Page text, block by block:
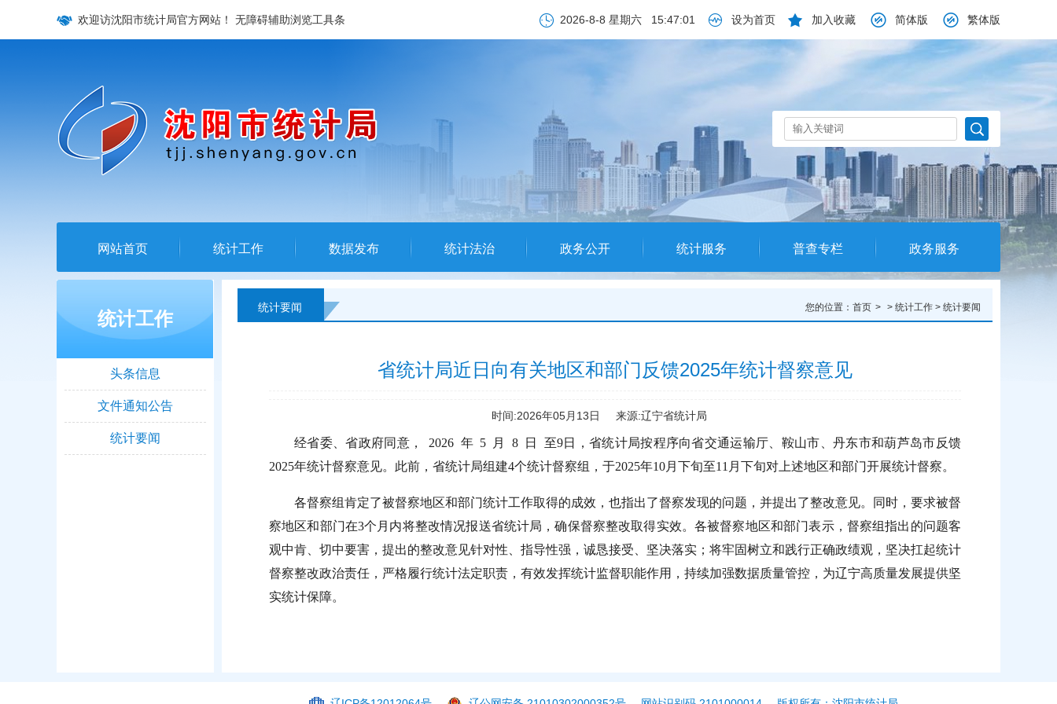
欢迎访沈阳市统计局官方网站！ 无障碍辅助浏览工具条 2026-8-8 星期六 15:47:02 设为首页 加入收藏 简体版 繁体版
网站首页 统计工作 数据发布 统计法治 政务公开 统计服务 普查专栏 政务服务
统计工作
头条信息
文件通知公告
统计要闻
统计要闻 您的位置： 首页 > 统计工作 > 统计要闻
省统计局近日向有关地区和部门反馈2025年统计督察意见
时间:2026年05月13日 来源:辽宁省统计局
经省委、省政府同意， 2026 年 5 月 8 日 至9日，省统计局按程序向省交通运输厅、鞍山市、丹东市和葫芦岛市反馈
2025年统计督察意见。此前，省统计局组建4个统计督察组，于2025年10月下旬至11 月下旬对上述地区和部门开展统计督察。
各督察组肯定了被督察地区和部门统计工作取得的成效，也指出了督察发现的问题，并提出了整改意见。同时，要求被督
察地区和部门在3个月内将整改情况报送省统计局，确保督察整改取得实效。各被督察地区和部门表示，督察组指出的问题客
观中肯、切中要害，提出的整改意见针对性、指导性强，诚恳接受、坚决落实；将牢固树立和践行正确政绩观，坚决扛起统计
督察整改政治责任，严格履行统计法定职责，有效发挥统计监督职能作用，持续加强数据质量管控，为辽宁高质量发展提供坚
实统计保障。